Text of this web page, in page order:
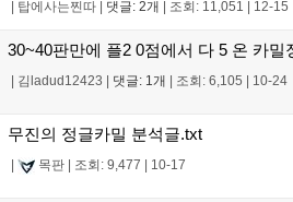
탑에사는찐따 댓글: 2개 조회: 11,051 12-15
30~40판만에 플2 0점에서 다 5 온 카밀
김ladud12423 댓글: 1개 조회: 6,105 10-24
무진의 정글카밀 분석글.txt
목판 조회: 9,477 10-17